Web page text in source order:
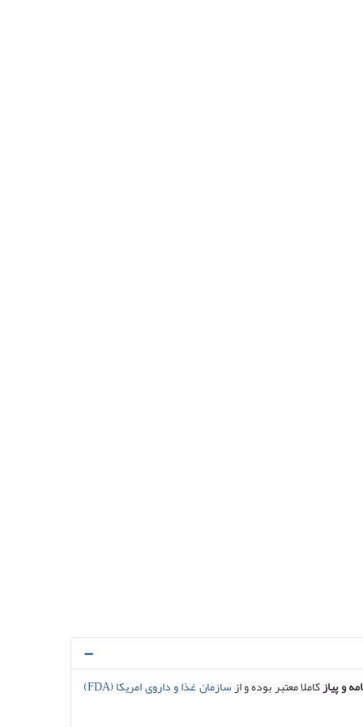
و پیازکاملا معتبر بوده و ازسازمان غذا و داروی امریکا (FDA)